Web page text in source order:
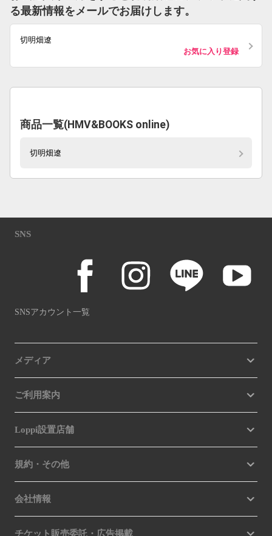
る最新情報をメールでお届けします。
切明畑遼
お気に入り登録
商品一覧(HMV&BOOKS online)
切明畑遼
SNS
SNSアカウント一覧
メディア
ご利用案内
Loppi設置店舗
規約・その他
会社情報
チケット販売委託・広告掲載